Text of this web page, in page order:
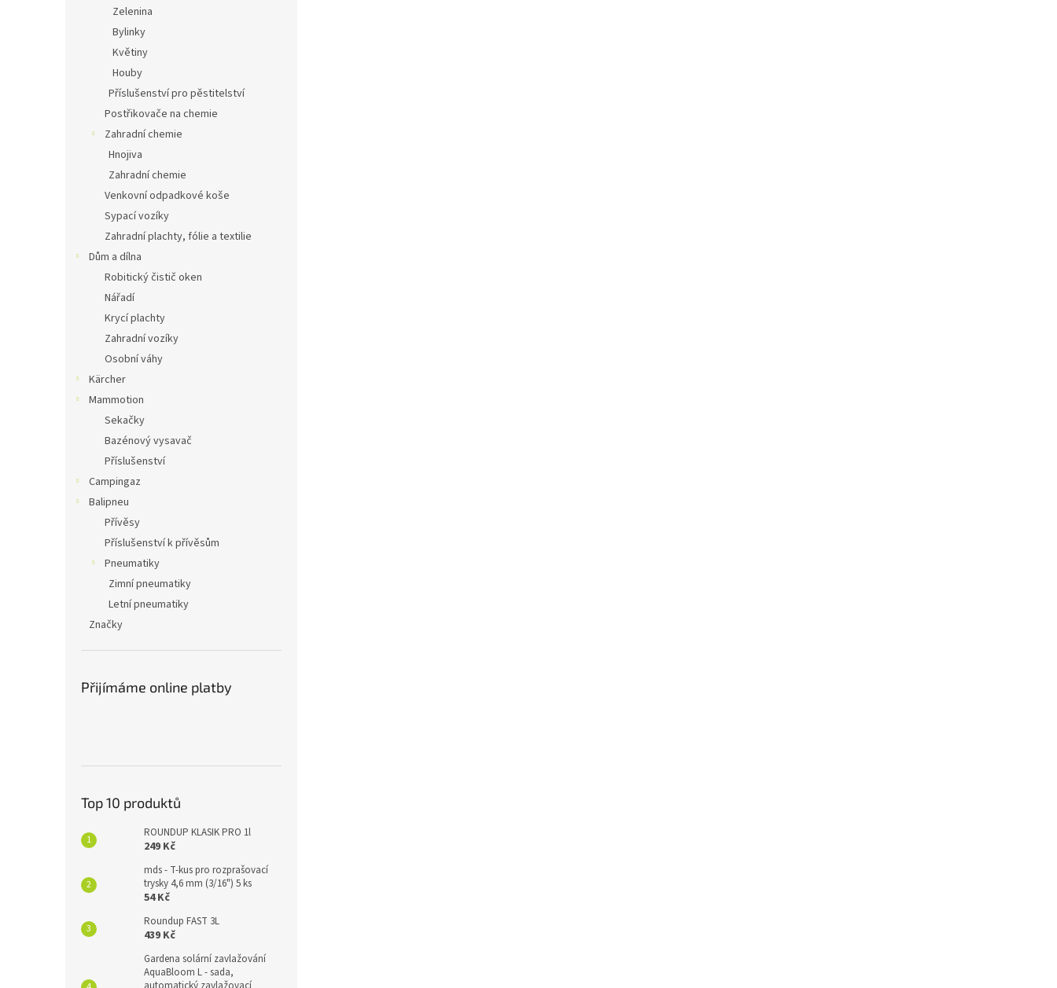
Zelenina
Bylinky
Květiny
Houby
Příslušenství pro pěstitelství
Postřikovače na chemie
Zahradní chemie
Hnojiva
Zahradní chemie
Venkovní odpadkové koše
Sypací vozíky
Zahradní plachty, fólie a textilie
Dům a dílna
Robitický čistič oken
Nářadí
Krycí plachty
Zahradní vozíky
Osobní váhy
Kärcher
Mammotion
Sekačky
Bazénový vysavač
Příslušenství
Campingaz
Balipneu
Přívěsy
Příslušenství k přívěsům
Pneumatiky
Zimní pneumatiky
Letní pneumatiky
Značky
Přijímáme online platby
Top 10 produktů
ROUNDUP KLASIK PRO 1l
249 Kč
mds - T-kus pro rozprašovací
trysky 4,6 mm (3/16") 5 ks
54 Kč
Roundup FAST 3L
439 Kč
Gardena solární zavlažování
AquaBloom L - sada,